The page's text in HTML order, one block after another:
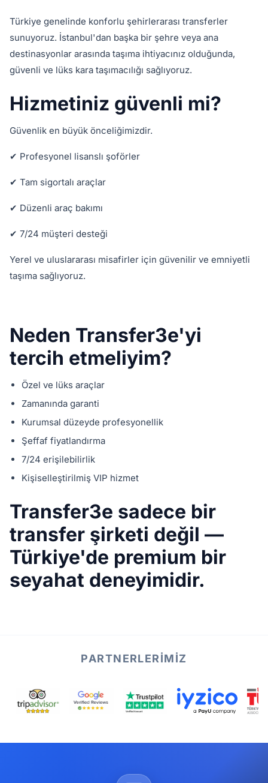
Türkiye genelinde konforlu şehirlerarası transferler
sunuyoruz. İstanbul'dan başka bir şehre veya ana
destinasyonlar arasında taşıma ihtiyacınız olduğunda,
güvenli ve lüks kara taşımacılığı sağlıyoruz.
Hizmetiniz güvenli mi?
Güvenlik en büyük önceliğimizdir.
✔ Profesyonel lisanslı şoförler
✔ Tam sigortalı araçlar
✔ Düzenli araç bakımı
✔ 7/24 müşteri desteği
Yerel ve uluslararası misafirler için güvenilir ve emniyetli
taşıma sağlıyoruz.
Neden Transfer3e'yi
tercih etmeliyim?
Özel ve lüks araçlar
Zamanında garanti
Kurumsal düzeyde profesyonellik
Şeffaf fiyatlandırma
7/24 erişilebilirlik
Kişiselleştirilmiş VIP hizmet
Transfer3e sadece bir
transfer şirketi değil —
Türkiye'de premium bir
seyahat deneyimidir.
PARTNERLERIMIZ